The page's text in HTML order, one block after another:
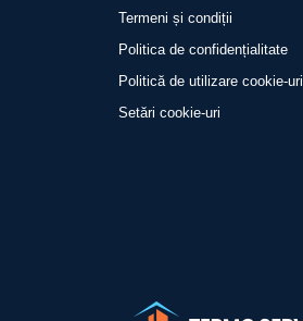
Termeni și condiții
Politica de confidențialitate
Politică de utilizare cookie-uri
Setări cookie-uri